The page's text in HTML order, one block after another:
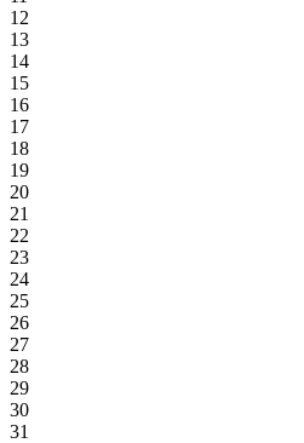
12
13
14
15
16
17
18
19
20
21
22
23
24
25
26
27
28
29
30
31